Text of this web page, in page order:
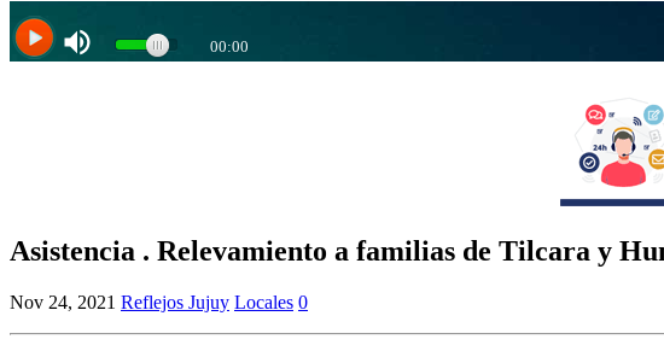
Asistencia . Relevamiento a familias de Tilcara y
Nov 24, 2021 Reflejos Jujuy Locales 0